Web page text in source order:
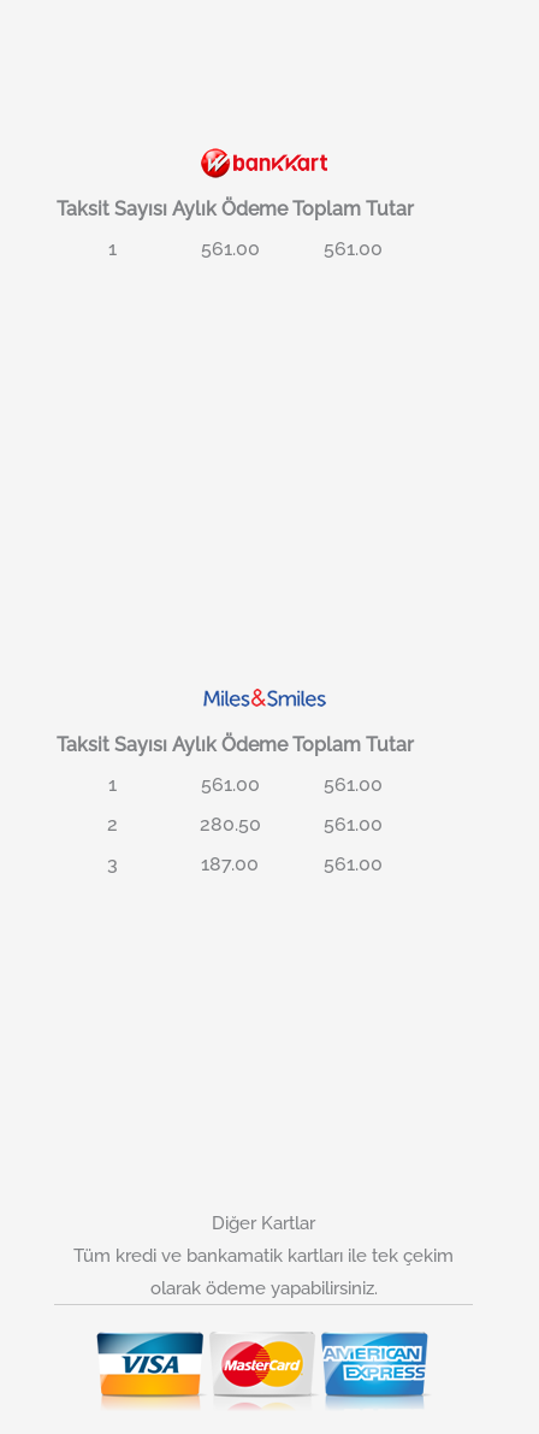
Taksit Sayısı Aylık Ödeme Toplam Tutar
1
561.00 561.00
Taksit Sayısı Aylık Ödeme Toplam Tutar
1
561.00
561.00
2
280.50
561.00
3
187.00 561.00
Diğer Kartlar
Tüm kredi ve bankamatik kartları ile tek çekim
olarak ödeme yapabilirsiniz.